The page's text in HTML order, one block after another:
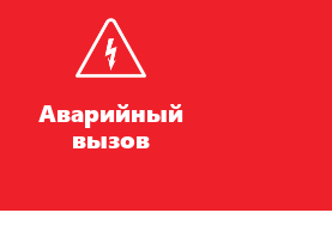
Аварийный
вызов